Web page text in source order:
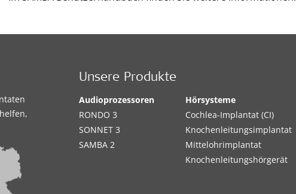
Unsere Produkte
Audioprozessoren
RONDO 3
SONNET 3
SAMBA 2
Hörsysteme
Cochlea-Implantat (CI)
Knochenleitungsimplantat
Mittelohrimplantat
Knochenleitungshörgerät